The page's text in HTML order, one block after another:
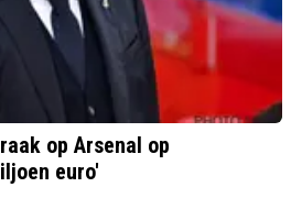
op Arsenal op
euro'